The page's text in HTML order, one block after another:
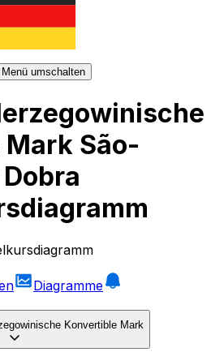
Menü umschalten
São-
Diagramme
Konvertible Mark